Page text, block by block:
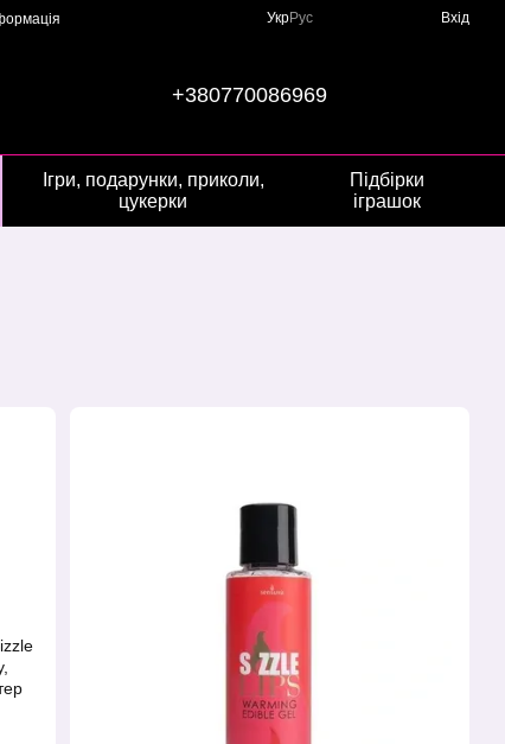
УкрРус Вхід
+380770086969
Ігри, подарунки, приколи,
цукерки
Підбірки
іграшок